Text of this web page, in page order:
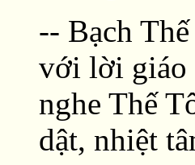
-- Bạch
với lời giáo
nghe Thế
dật, nhiệt